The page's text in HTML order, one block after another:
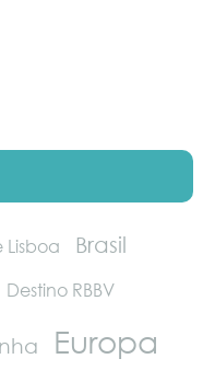
Lisboa Brasil
Destino RBBV
Europa